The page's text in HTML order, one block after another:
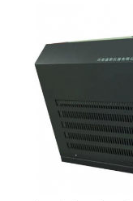
PRIVACY
POLICY